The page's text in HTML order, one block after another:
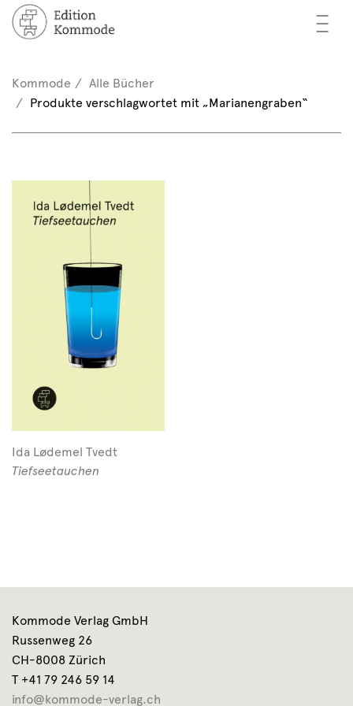
—
—
—
/ Registrieren
(0)
Kommode
Alle Bücher
Produkte verschlagwortet mit „Marianengraben“
Ida Lødemel Tvedt
Tiefseetauchen
Kommode Verlag GmbH
Russenweg 26
CH-8008 Zürich
T +41 79 246 59 14
info@kommode-verlag.ch